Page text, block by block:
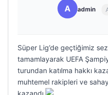
A admin
Süper Lig’de geçtiğimiz
tamamlayarak UEFA
turundan katılma hakkı
muhtemel rakipleri ve
kazandı.